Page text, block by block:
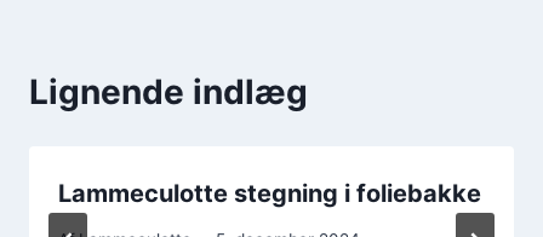
Lignende indlæg
Lammeculotte stegning i foliebakke